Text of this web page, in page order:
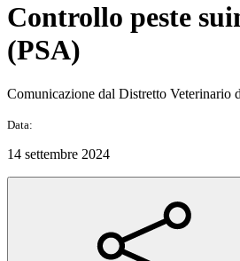
Controllo peste
(PSA)
Comunicazione dal Distretto Veterinario
Data:
14 settembre 2024